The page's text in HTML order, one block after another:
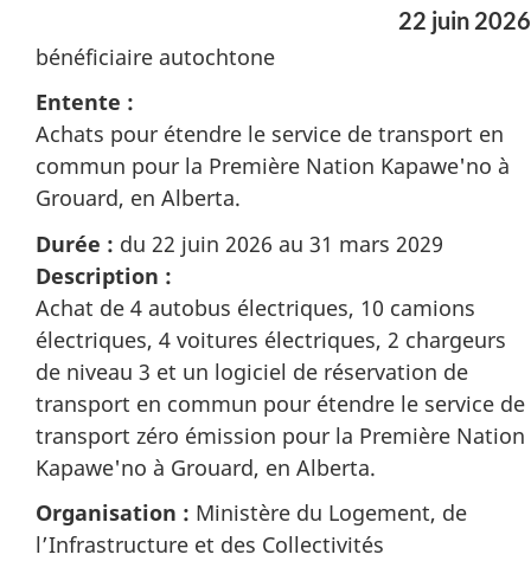
22 juin 2026
bénéficiaire autochtone
Entente :
Achats pour étendre le service de transport en
commun pour la Première Nation Kapawe'no à
Grouard, en Alberta.
Durée : du 22 juin 2026 au 31 mars 2029
Description :
Achat de 4 autobus électriques, 10 camions
électriques, 4 voitures électriques, 2 chargeurs
de niveau 3 et un logiciel de réservation de
transport en commun pour étendre le service de
transport zéro émission pour la Première Nation
Kapawe'no à Grouard, en Alberta.
Organisation : Ministère du Logement, de
l’Infrastructure et des Collectivités